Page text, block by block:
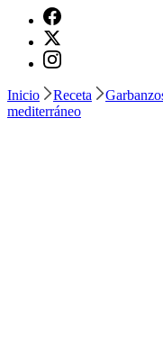
Inicio Receta
mediterráneo